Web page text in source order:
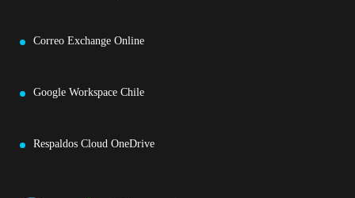
Correo Exchange Online
Google Workspace Chile
Respaldos Cloud OneDrive